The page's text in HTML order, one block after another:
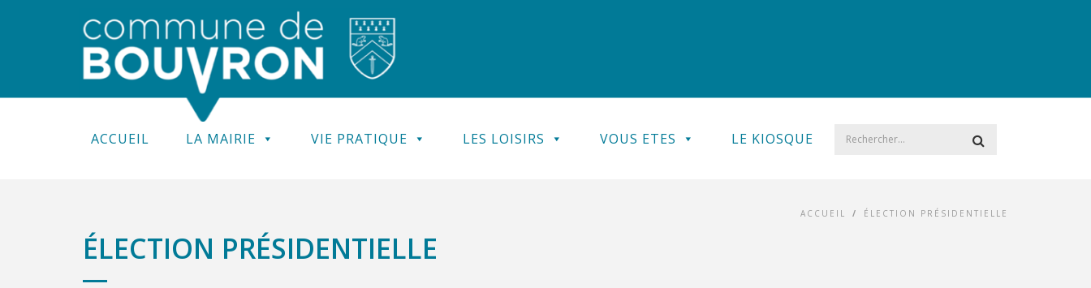
ACCUEIL LA MAIRIE VIE PRATIQUE LES LOISIRS VOUS ETES LE KIOSQUE
ACCUEIL / ÉLECTION PRÉSIDENTIELLE
ÉLECTION PRÉSIDENTIELLE